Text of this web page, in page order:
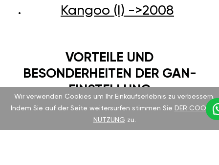
Kangoo (I) ->2008
VORTEILE UND
BESONDERHEITEN DER GAN-
EINSTELLUNG
Renault Kangoo ist seit langem für seine
Zuverlässigkeit und Komfort bekannt. Das
Wir verwenden Cookies um Ihr Einkaufserlebnis zu verbessern.
Indem Sie auf der Seite weitersurfen stimmen Sie DER COOKIE-
NUTZUNG zu.